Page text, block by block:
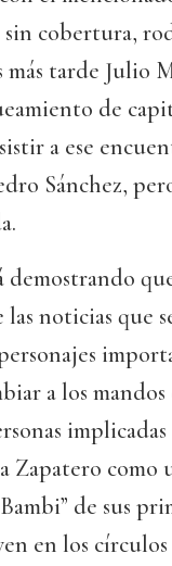
cobertura,
más tarde Julio
de
a ese
Sánchez,
demostrando
noticias que
a los
Zapatero
de sus
en los